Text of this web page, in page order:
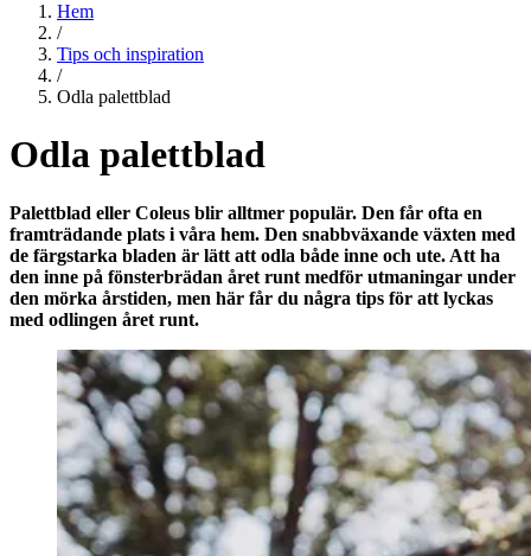
Hem
/
Tips och inspiration
/
Odla palettblad
Odla palettblad
Palettblad eller Coleus blir alltmer populär. Den får ofta en
framträdande plats i våra hem. Den snabbväxande växten med
de färgstarka bladen är lätt att odla både inne och ute. Att ha
den inne på fönsterbrädan året runt medför utmaningar under
den mörka årstiden, men här får du några tips för att lyckas
med odlingen året runt.